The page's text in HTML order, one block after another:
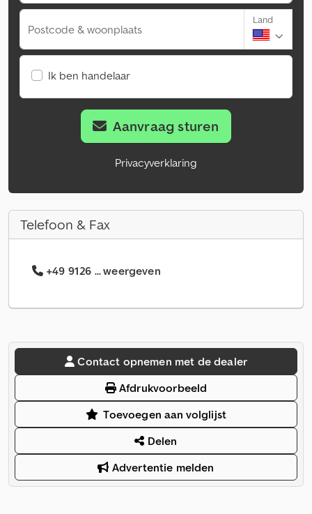
Postcode & woonplaats
Land
Ik ben handelaar
Aanvraag sturen
Privacyverklaring
Telefoon & Fax
+49 9126 ... weergeven
Contact opnemen met de dealer
Afdrukvoorbeeld
Toevoegen aan volglijst
Delen
Advertentie melden